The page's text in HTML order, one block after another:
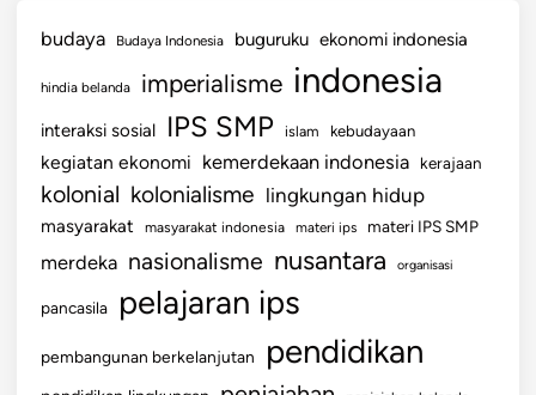
budaya Budaya Indonesia buguruku ekonomi indonesia
hindia belanda imperialisme indonesia
interaksi sosial IPS SMP islam kebudayaan
kegiatan ekonomi kemerdekaan indonesia kerajaan
kolonial kolonialisme lingkungan hidup
masyarakat masyarakat indonesia materi ips materi IPS SMP
merdeka nasionalisme nusantara organisasi
pancasila pelajaran ips
pembangunan berkelanjutan pendidikan